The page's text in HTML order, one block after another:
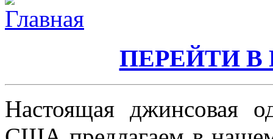
ПЕРЕЙТИ В
Настоящая джинсовая